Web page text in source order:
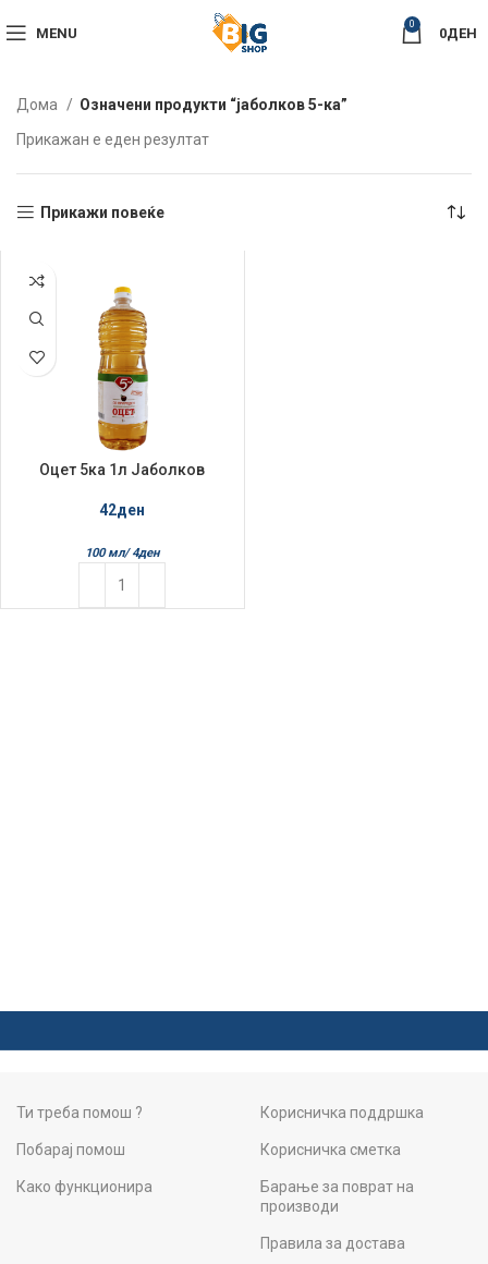
MENU
0
0ДЕН
Дома
Означени продукти “јаболков 5-ка”
Прикажан е еден резултат
Прикажи повеќе
Оцет 5ка 1л Јаболков
42ден
100 мл/ 4ден
Ти треба помош ?
Побарај помош
Како функционира
Корисничка поддршка
Корисничка сметка
Барање за поврат на
производи
Правила за достава